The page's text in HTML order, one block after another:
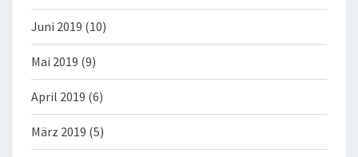
Juni 2019 (10)
Mai 2019 (9)
April 2019 (6)
März 2019 (5)